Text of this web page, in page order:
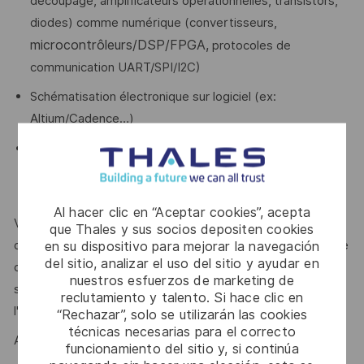
Al hacer clic en “Aceptar cookies”, acepta
que Thales y sus socios depositen cookies
en su dispositivo para mejorar la navegación
del sitio, analizar el uso del sitio y ayudar en
nuestros esfuerzos de marketing de
reclutamiento y talento. Si hace clic en
“Rechazar”, solo se utilizarán las cookies
técnicas necesarias para el correcto
funcionamiento del sitio y, si continúa
diodes) comme numérique (convertisseurs,
microcontrôleurs/DSP/FPGA, protocoles de
communication UART/SPI/I2C)
Schématisation électronique sur logiciel (ex:
Altium/Cadence…)
Mises au point et vérifications des cartes (rédaction et
application des procédures de test, caractérisation de
Votre capacité àspécifier/organiser/planifier/déléguer
des activités en tant que concepteur en électronique, votre
capacité à justifier vos choix et rédiger des documents de
synthèse et votre sens de la curiosité technique et de
l'analyse sont des atouts que l'on vous reconnait?
Alors ce poste est fait pour vous !